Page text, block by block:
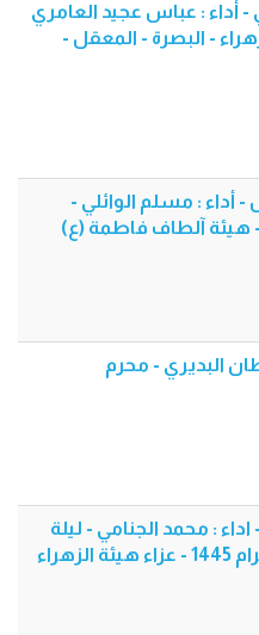
: عباس عجيد العامري
- البصرة - المعقل -
أداء : مسلم الوائلي -
البديري - محرم
: محمد الجنامي - ليلة
العباس (ع) محرم الحرام 1445 - عزاء هيئة الزهراء